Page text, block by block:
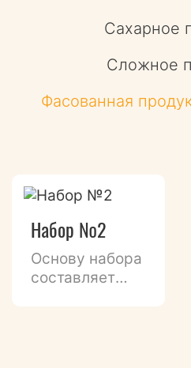
Сахарное
Сложное
Фасованная
Набор №2
Основу набора
составляет